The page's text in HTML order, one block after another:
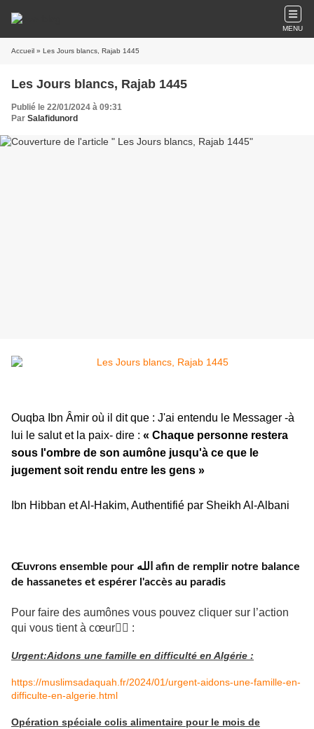
MENU
Accueil » Les Jours blancs, Rajab 1445
Les Jours blancs, Rajab 1445
Publié le 22/01/2024 à 09:31
Par Salafidunord
Ouqba Ibn Âmir où il dit que : J'ai entendu le Messager -à
lui le salut et la paix- dire : « Chaque personne restera
sous l'ombre de son aumône jusqu'à ce que le
jugement soit rendu entre les gens »
Ibn Hibban et Al-Hakim, Authentifié par Sheikh Al-Albani
Œuvrons ensemble pour الله afin de remplir notre balance
de hassanetes et espérer l'accès au paradis
Pour faire des aumônes vous pouvez cliquer sur l’action
qui vous tient à cœur👇🏼 :
Urgent:Aidons une famille en difficulté en Algérie :
https://muslimsadaquah.fr/2024/01/urgent-aidons-une-famille-en-
difficulte-en-algerie.html
Opération spéciale colis alimentaire pour le mois de